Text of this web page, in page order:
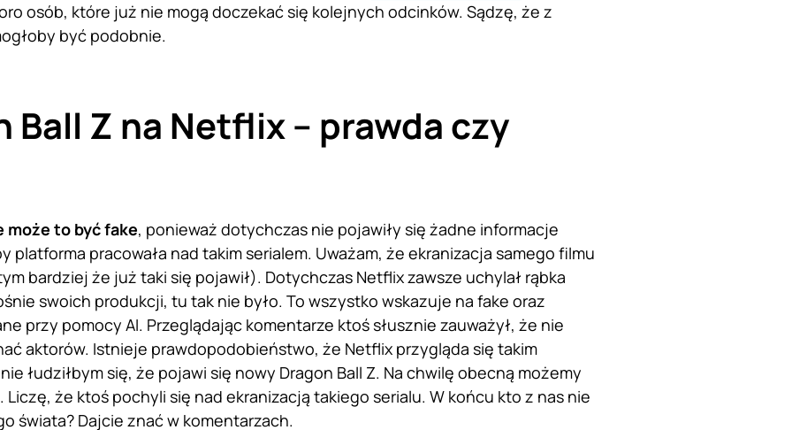
osób, które już nie mogą doczekać się kolejnych odcinków. Sądzę, że z
być podobnie.
Ball Z na Netflix – prawda czy
może to być fake, ponieważ dotychczas nie pojawiły się żadne informacje
platforma pracowała nad takim serialem. Uważam, że ekranizacja samego filmu
bardziej że już taki się pojawił). Dotychczas Netflix zawsze uchylał rąbka
swoich produkcji, tu tak nie było. To wszystko wskazuje na fake oraz
przy pomocy AI. Przeglądając komentarze ktoś słusznie zauważył, że nie
aktorów. Istnieje prawdopodobieństwo, że Netflix przygląda się takim
łudziłbym się, że pojawi się nowy Dragon Ball Z. Na chwilę obecną możemy
że ktoś pochyli się nad ekranizacją takiego serialu. W końcu kto z nas nie
świata? Dajcie znać w komentarzach.